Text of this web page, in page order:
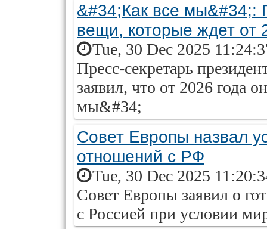
&#34;Как все мы&#34;:
вещи, которые ждет от
Tue, 30 Dec 2025
Пресс-секретарь
заявил, что от 2026 года
мы&#34;
Совет Европы назвал
отношений с РФ
Tue, 30 Dec 2025
Совет Европы заявил о
с Россией при условии